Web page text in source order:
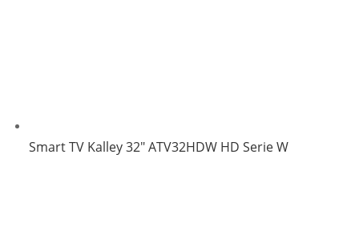
Smart TV Kalley 32″ ATV32HDW HD Serie W